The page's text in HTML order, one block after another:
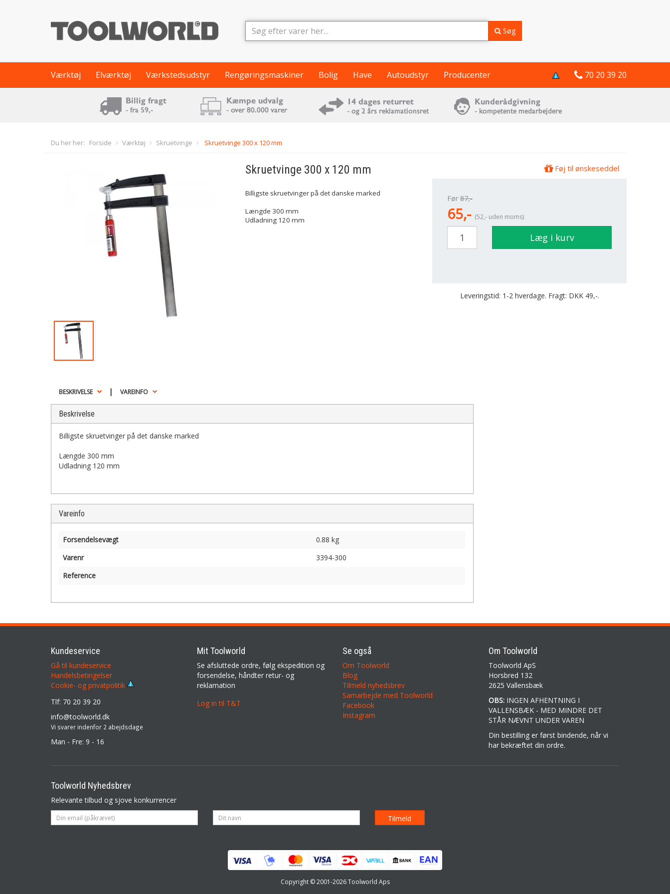
Søg
Værktøj Elværktøj Værkstedsudstyr Rengøringsmaskiner Bolig Have Autoudstyr Producenter 70 20 39 20
Du her her: Forside Værktøj Skruetvinge Skruetvinge 300 x 120 mm
Skruetvinge 300 x 120 mm
Billigste skruetvinger på det danske marked
Længde 300 mm
Udladning 120 mm
Føj til ønskeseddel
Før 87,-
65,- (52,- uden moms)
Læg i kurv
Leveringstid: 1-2 hverdage. Fragt: DKK 49,-.
BESKRIVELSE | VAREINFO
Beskrivelse
Billigste skruetvinger på det danske marked
Længde 300 mm
Udladning 120 mm
Vareinfo
Forsendelsevægt
0.88 kg
Varenr
3394-300
Reference
Kundeservice
Gå til kundeservice
Handelsbetingelser
Cookie- og privatpolitik
Tlf: 70 20 39 20
info@toolworld.dk
Vi svarer indenfor 2 abejdsdage
Man - Fre: 9 - 16
Mit Toolworld
Se afsluttede ordre, følg ekspedition og
forsendelse, håndter retur- og
reklamation
Log in til T&T
Se også
Om Toolworld
Blog
Tilmeld nyhedsbrev
Samarbejde med Toolworld
Facebook
Instagram
Om Toolworld
Toolworld ApS
Horsbred 132
2625 Vallensbæk
OBS:INGEN AFHENTNING I
VALLENSBÆK - MED MINDRE DET
STÅR NÆVNT UNDER VAREN
Din bestilling er først bindende, når vi
har bekræftet din ordre.
Toolworld Nyhedsbrev
Relevante tilbud og sjove konkurrencer
Copyright © 2001-2026 Toolworld Aps